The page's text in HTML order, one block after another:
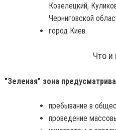
Козелецкий,
Черниговской
город Киев.
Что и
"Зеленая" зона
пребывание в
проведение